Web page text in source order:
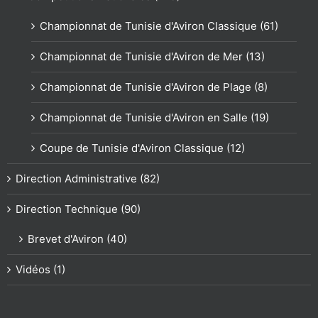
Championnat de Tunisie d'Aviron Classique (61)
Championnat de Tunisie d'Aviron de Mer (13)
Championnat de Tunisie d'Aviron de Plage (8)
Championnat de Tunisie d'Aviron en Salle (19)
Coupe de Tunisie d'Aviron Classique (12)
Direction Administrative (82)
Direction Technique (90)
Brevet d'Aviron (40)
Vidéos (1)